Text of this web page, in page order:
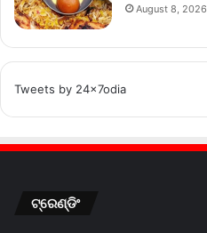
August 8, 2026
Tweets by 24x7odia
ଟ୍ରେଣ୍ଡିଂ